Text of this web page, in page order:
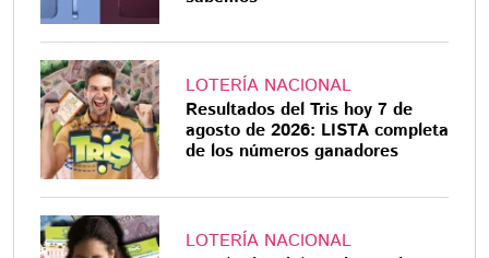
LOTERÍA NACIONAL
Resultados del Tris hoy 7 de
agosto de 2026: LISTA completa
de los números ganadores
LOTERÍA NACIONAL